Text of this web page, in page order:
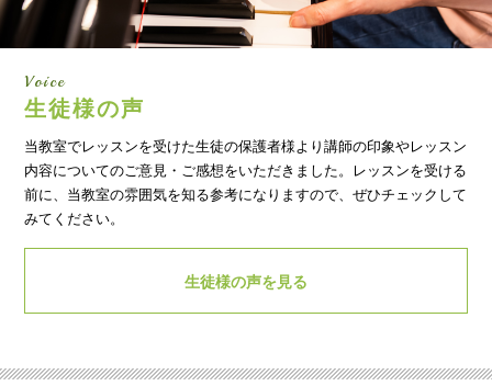
Voice
生徒様の声
当教室でレッスンを受けた生徒の保護者様より講師の印象やレッスン
内容についてのご意見・ご感想をいただきました。レッスンを受ける
前に、当教室の雰囲気を知る参考になりますので、ぜひチェックして
みてください。
生徒様の声を見る